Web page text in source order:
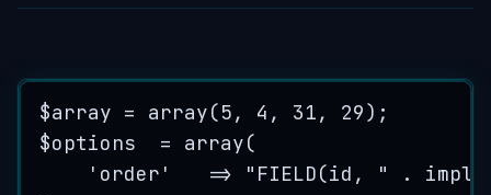
$array = array(5, 4 , 31, 29);
$options
= array(
' order ' => " FIELD(id, " .